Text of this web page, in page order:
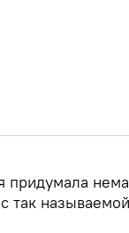
придумала
так